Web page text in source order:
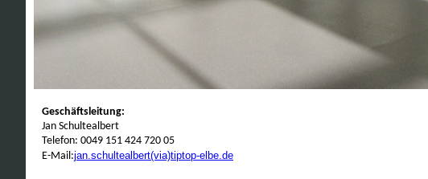
Geschäftsleitung:
Jan Schultealbert
Telefon: 0049 151 424 720 05
E-Mail:jan.schultealbert(via)tiptop-elbe.de